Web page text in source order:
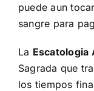
puede aun
sangre para
La Escatologia
Sagrada que
los tiempos